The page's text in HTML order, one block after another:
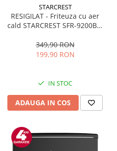
STARCREST
RESIGILAT - Friteuza cu aer
cald STARCREST SFR-9200BK,
Termostat 80 - 200 °C, 8
programe predefinite, Negru
349,90 RON
199,90 RON
IN STOC
ADAUGA IN COS